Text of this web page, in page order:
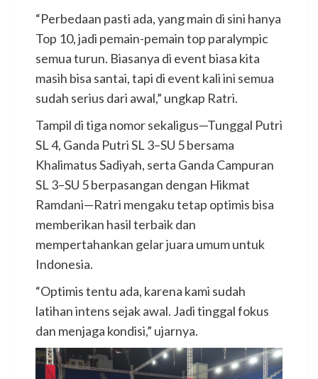
“Perbedaan pasti ada, yang main di sini hanya
Top 10, jadi pemain-pemain top paralympic
semua turun. Biasanya di event biasa kita
masih bisa santai, tapi di event kali ini semua
sudah serius dari awal,” ungkap Ratri.
Tampil di tiga nomor sekaligus—Tunggal Putri
SL 4, Ganda Putri SL 3–SU 5 bersama
Khalimatus Sadiyah, serta Ganda Campuran
SL 3–SU 5 berpasangan dengan Hikmat
Ramdani—Ratri mengaku tetap optimis bisa
memberikan hasil terbaik dan
mempertahankan gelar juara umum untuk
Indonesia.
“Optimis tentu ada, karena kami sudah
latihan intens sejak awal. Jadi tinggal fokus
dan menjaga kondisi,” ujarnya.